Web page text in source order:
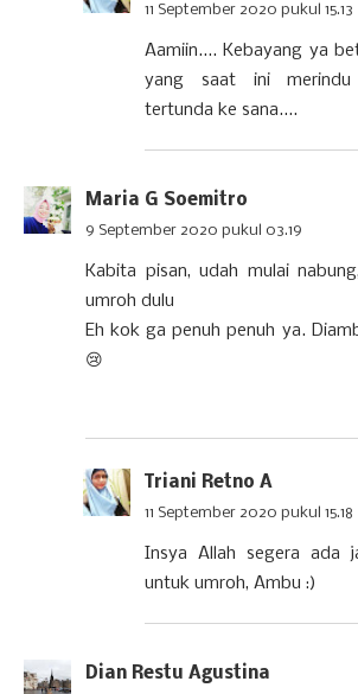
11 September 2020 pukul 15.13
Aamiin.... Kebayang ya
yang saat ini
tertunda ke sana....
Maria G Soemitro
9 September 2020 pukul 03.19
Kabita pisan, udah mulai
umroh dulu
Eh kok ga penuh penuh ya.
😢
Triani Retno A
11 September 2020 pukul 15.18
Insya Allah segera ada
untuk umroh, Ambu :)
Dian Restu Agustina